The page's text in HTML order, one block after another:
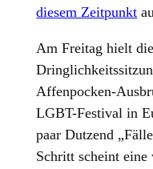
diesem Zeitpunkt
Am Freitag hielt
Affenpocken-
LGBT-Festival in
paar Dutzend
Schritt scheint eine